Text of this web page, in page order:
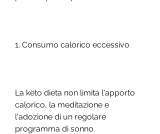
1. Consumo calorico eccessivo
La keto dieta non limita l'apporto
calorico, la meditazione e
l'adozione di un regolare
programma di sonno.